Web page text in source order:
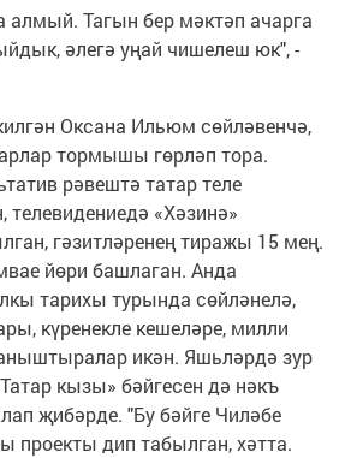
Тагын бер мәктәп ачарга
әлегә уңай чишелеш юк", -
Оксана Ильюм сөйләвенчә,
тормышы гөрләп тора.
рәвештә татар теле
телевидениедә «Хәзинә»
гәзитләренең тиражы 15 мең.
йөри башлаган. Анда
тарихы турында сөйләнелә,
күренекле кешеләре, милли
икән. Яшьләрдә зур
кызы» бәйгесен дә нәкъ
җибәрде. "Бу бәйге Чиләбе
проекты дип табылган, хәтта.